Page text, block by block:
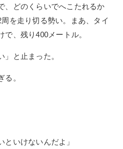
、どのくらいでへこたれるか
を走り切る勢い。まあ、タイ
で、残り400メートル。
と止まった。
る。
といけないんだよ」